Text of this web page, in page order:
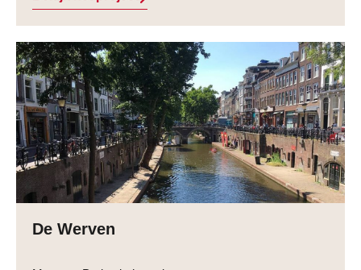
De Werven